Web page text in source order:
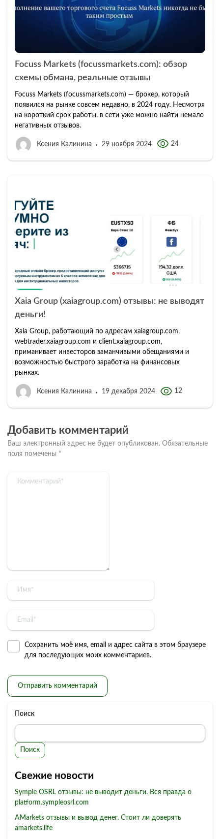
Focuss Markets (focussmarkets.com): обзор
схемы обмана, реальные отзывы
Focuss Markets (focussmarkets.com) — брокер, который
появился на рынке совсем недавно, в 2024 году. Несмотря
на короткий срок работы, в сети уже можно найти немало
негативных отзывов.
Ксения Калинина 29 ноября 2024 24
Xaia Group (xaiagroup.com) отзывы: не выводят
деньги!
Xaia Group, работающий по адресам xaiagroup.com,
webtrader.xaiagroup.com и client.xaiagroup.com,
приманивает инвесторов заманчивыми обещаниями и
возможностью быстрого заработка на финансовых
рынках.
Ксения Калинина 19 декабря 2024 12
Добавить комментарий
Ваш электронный адрес не будет опубликован. Обязательные
поля помечены *
Сохранить моё имя, email и адрес сайта в этом браузере
для последующих моих комментариев.
Поиск
Поиск
Свежие новости
Symple OSRL отзывы: не выводит деньги. Вся правда о
platform.sympleosrl.com
AMarkets отзывы и вывод денег. Стоит ли доверять
amarkets.life